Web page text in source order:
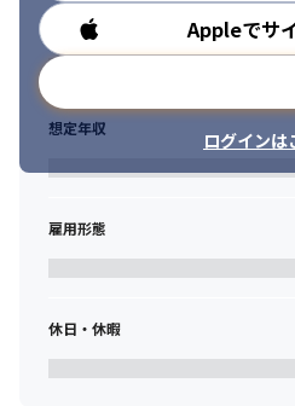
Appleでサ
ログインは
勤務時間
想定年収
雇用形態
休日・休暇